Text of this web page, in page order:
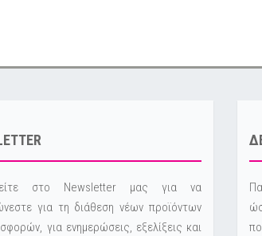
στο Newsletter μας για να
για τη διάθεση νέων προϊόντων
για ενημερώσεις, εξελίξεις και